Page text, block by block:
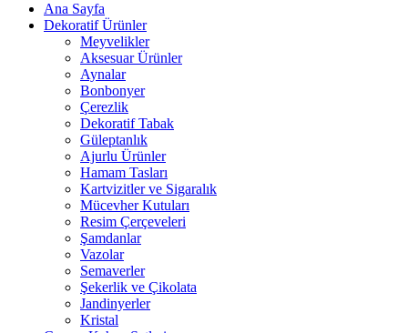
Ana Sayfa
Dekoratif Ürünler
Meyvelikler
Aksesuar Ürünler
Aynalar
Bonbonyer
Çerezlik
Dekoratif Tabak
Güleptanlık
Ajurlu Ürünler
Hamam Tasları
Kartvizitler ve Sigaralık
Mücevher Kutuları
Resim Çerçeveleri
Şamdanlar
Vazolar
Semaverler
Şekerlik ve Çikolata
Jandinyerler
Kristal